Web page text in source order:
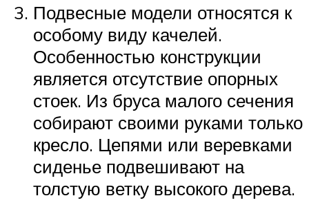
Подвесные модели относятся к
особому виду качелей.
Особенностью конструкции
является отсутствие опорных
стоек. Из бруса малого сечения
собирают своими руками только
кресло. Цепями или веревками
сиденье подвешивают на
толстую ветку высокого дерева.